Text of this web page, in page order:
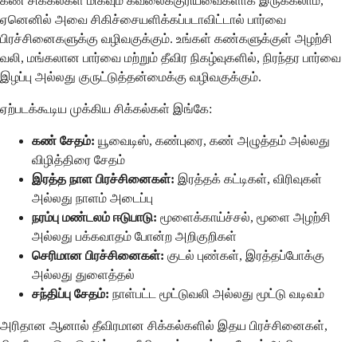
ஏனெனில் அவை சிகிச்சையளிக்கப்படாவிட்டால் பார்வை
பிரச்சினைகளுக்கு வழிவகுக்கும். உங்கள் கண்களுக்குள் அழற்சி
வலி, மங்கலான பார்வை மற்றும் தீவிர நிகழ்வுகளில், நிரந்தர பார்வை
இழப்பு அல்லது குருட்டுத்தன்மைக்கு வழிவகுக்கும்.
ஏற்படக்கூடிய முக்கிய சிக்கல்கள் இங்கே:
கண் சேதம்: யூவைடிஸ், கண்புரை, கண் அழுத்தம் அல்லது
விழித்திரை சேதம்
இரத்த நாள பிரச்சினைகள்: இரத்தக் கட்டிகள், விரிவுகள்
அல்லது நாளம் அடைப்பு
நரம்பு மண்டலம் ஈடுபாடு: மூளைக்காய்ச்சல், மூளை அழற்சி
அல்லது பக்கவாதம் போன்ற அறிகுறிகள்
செரிமான பிரச்சினைகள்: குடல் புண்கள், இரத்தப்போக்கு
அல்லது துளைத்தல்
சந்திப்பு சேதம்: நாள்பட்ட மூட்டுவலி அல்லது மூட்டு வடிவம்
அரிதான ஆனால் தீவிரமான சிக்கல்களில் இதய பிரச்சினைகள்,